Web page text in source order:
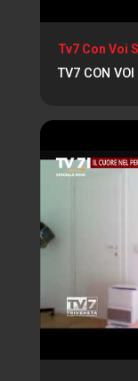
Tv7 Con Voi
TV7 CON